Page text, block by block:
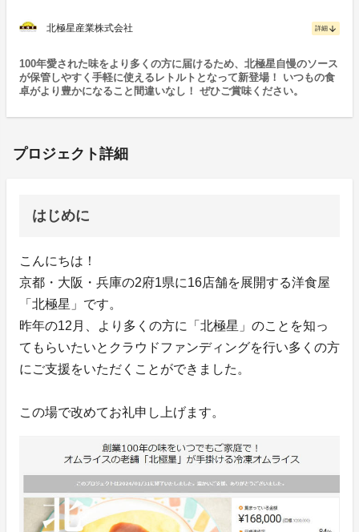
北極星産業株式会社 詳細 arrow_downward
100年愛された味をより多くの方に届けるため、北極星自慢のソース
が保管しやすく手軽に使えるレトルトとなって新登場！ いつもの食
卓がより豊かになること間違いなし！ ぜひご賞味ください。
プロジェクト詳細
はじめに
こんにちは！
京都・大阪・兵庫の2府1県に16店舗を展開する洋食屋
「北極星」です。
昨年の12月、より多くの方に「北極星」のことを知っ
てもらいたいとクラウドファンディングを行い多くの方
にご支援をいただくことができました。
この場で改めてお礼申し上げます。